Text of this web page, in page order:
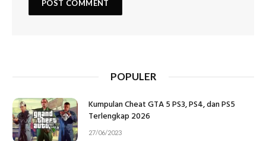
POPULER
Kumpulan Cheat GTA 5 PS3, PS4, dan PS5
Terlengkap 2026
27/06/2023